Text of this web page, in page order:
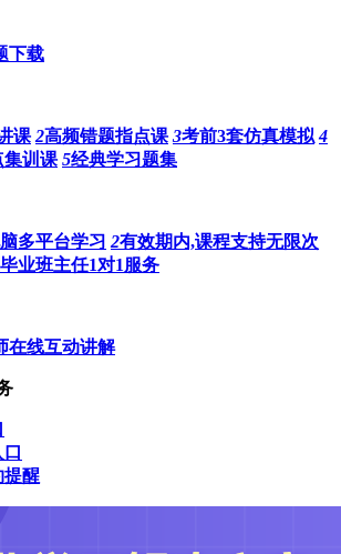
下载
课 2高频错题指点课 3考前3套仿真模拟 4
集训课 5经典学习题集
多平台学习 2有效期内,课程支持无限次
业班主任1对1服务
在线互动讲解
提醒